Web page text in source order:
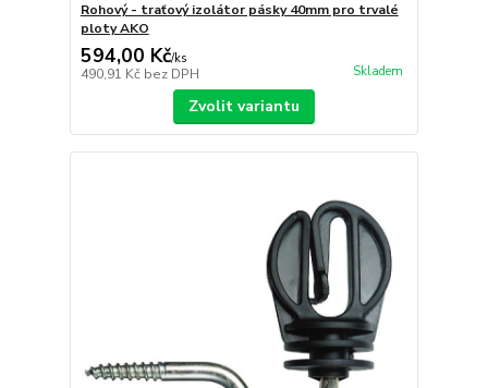
Rohový - traťový izolátor pásky 40mm pro trvalé
ploty AKO
594,00 Kč/ks
490,91 Kč bez DPH Skladem
Zvolit variantu